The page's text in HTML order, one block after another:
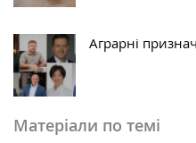
Аграрні
Матеріали по темі